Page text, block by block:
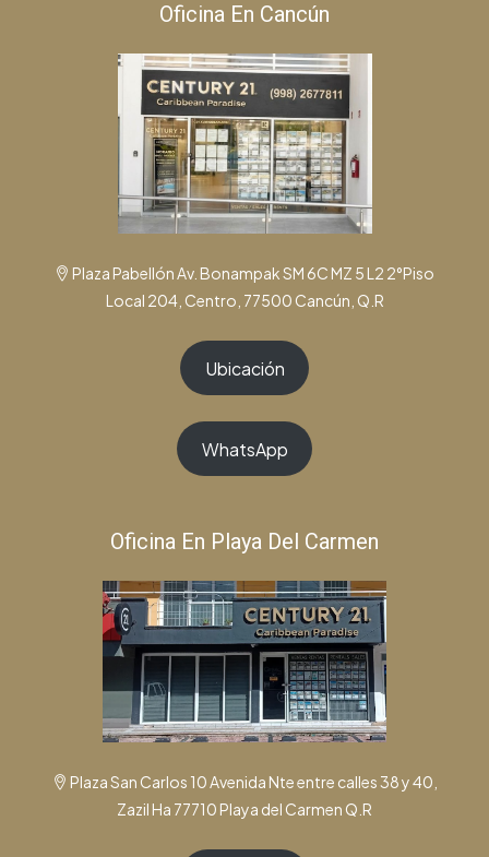
Oficina En Cancún
Plaza Pabellón Av. Bonampak SM 6C MZ 5 L2 2°Piso
Local 204, Centro, 77500 Cancún, Q.R
Ubicación
WhatsApp
Oficina En Playa Del Carmen
Plaza San Carlos 10 Avenida Nte entre calles 38 y 40,
Zazil Ha 77710 Playa del Carmen Q.R